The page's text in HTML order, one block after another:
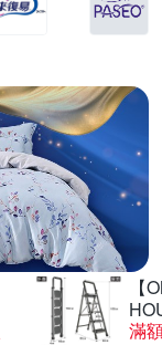
【
滿